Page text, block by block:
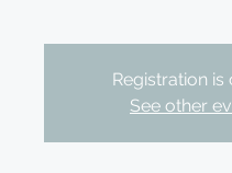
Registration is
See other